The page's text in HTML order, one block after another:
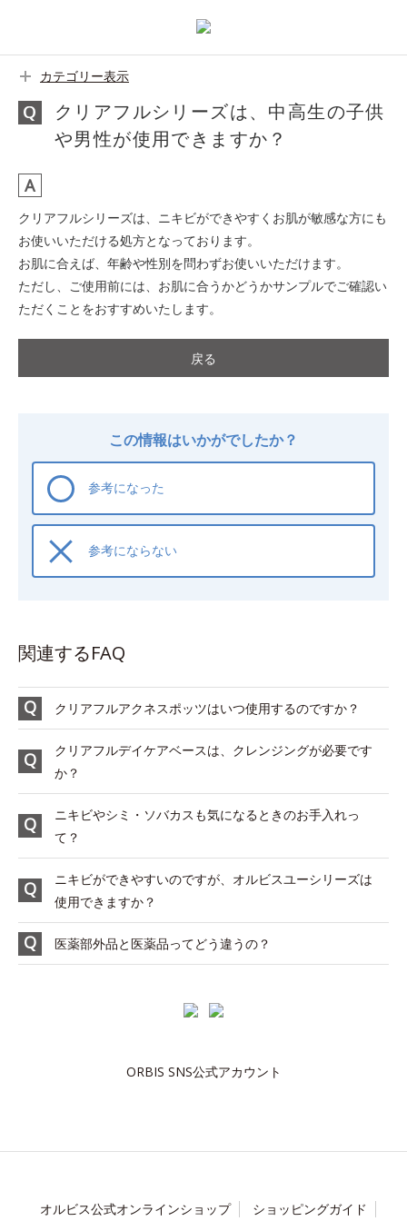
カテゴリー表示
クリアフルシリーズは、中高生の子供
や男性が使用できますか？
クリアフルシリーズは、ニキビができやすくお肌が敏感な方にも
お使いいただける処方となっております。
お肌に合えば、年齢や性別を問わずお使いいただけます。
ただし、ご使用前には、お肌に合うかどうかサンプルでご確認い
ただくことをおすすめいたします。
戻る
この情報はいかがでしたか？
参考になった
参考にならない
関連するFAQ
クリアフルアクネスポッツはいつ使用するのですか？
クリアフルデイケアベースは、クレンジングが必要です
か？
ニキビやシミ・ソバカスも気になるときのお手入れっ
て？
ニキビができやすいのですが、オルビスユーシリーズは
使用できますか？
医薬部外品と医薬品ってどう違うの？
ORBIS SNS公式アカウント
オルビス公式オンラインショップ ショッピングガイド